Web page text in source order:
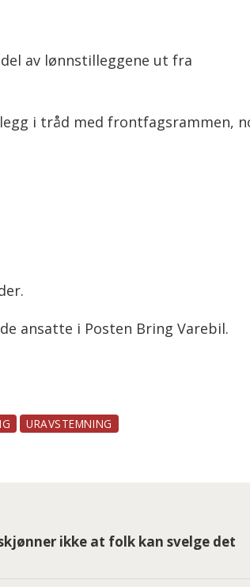
av lønnstilleggene ut fra
i tråd med frontfagsrammen,
ansatte i Posten Bring Varebil.
URAVSTEMNING
ikke at folk kan svelge det